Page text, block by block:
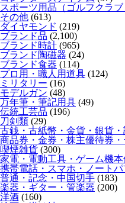
スポーツ用品（ゴルフクラブ
その他 (613)
ダイヤモンド (219)
ブランド品 (2,100)
ブランド時計 (965)
ブランド陶磁器 (24)
ブランド食器 (114)
プロ用・職人用道具 (124)
ミリタリー (16)
モデルガン (48)
万年筆・筆記用具 (49)
伝統工芸品 (196)
刀剣類 (29)
古銭・古紙幣・金貨・銀貨
商品券・金券・株主優待券・
喫煙雑貨 (300)
家電・電動工具・ゲーム機本
携帯電話・スマホ・ノートパ
普通・記念・中国切手 (183)
楽器・ギター・管楽器 (200)
洋酒 (160)